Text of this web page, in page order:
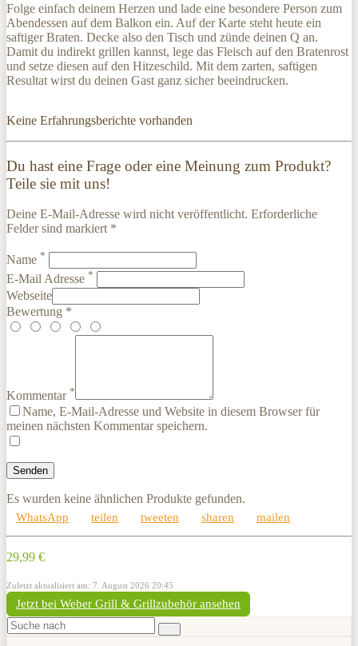
Folge einfach deinem Herzen und lade eine besondere Person zum
Abendessen auf dem Balkon ein. Auf der Karte steht heute ein
saftiger Braten. Decke also den Tisch und zünde deinen Q an.
Damit du indirekt grillen kannst, lege das Fleisch auf den Bratenrost
und setze diesen auf den Hitzeschild. Mit dem zarten, saftigen
Resultat wirst du deinen Gast ganz sicher beeindrucken.
Keine Erfahrungsberichte vorhanden
Du hast eine Frage oder eine Meinung zum Produkt?
Teile sie mit uns!
Deine E-Mail-Adresse wird nicht veröffentlicht. Erforderliche
Felder sind markiert *
Name *
E-Mail Adresse *
Webseite
Bewertung *
Kommentar *
Name, E-Mail-Adresse und Website in diesem Browser für
meinen nächsten Kommentar speichern.
Es wurden keine ähnlichen Produkte gefunden.
WhatsApp teilen tweeten sharen mailen
29,99 €
Zuletzt aktualisiert am: 7. August 2026 20:45
Jetzt bei Weber Grill & Grillzubehör ansehen